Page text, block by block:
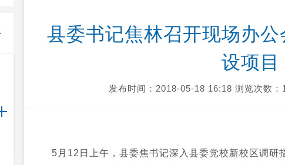
县委书记焦林召开现场办
设项目
发布时间：2018-05-18 16:18 浏览次数：
5月12日上午，县委焦书记深入县委党校新校区调研